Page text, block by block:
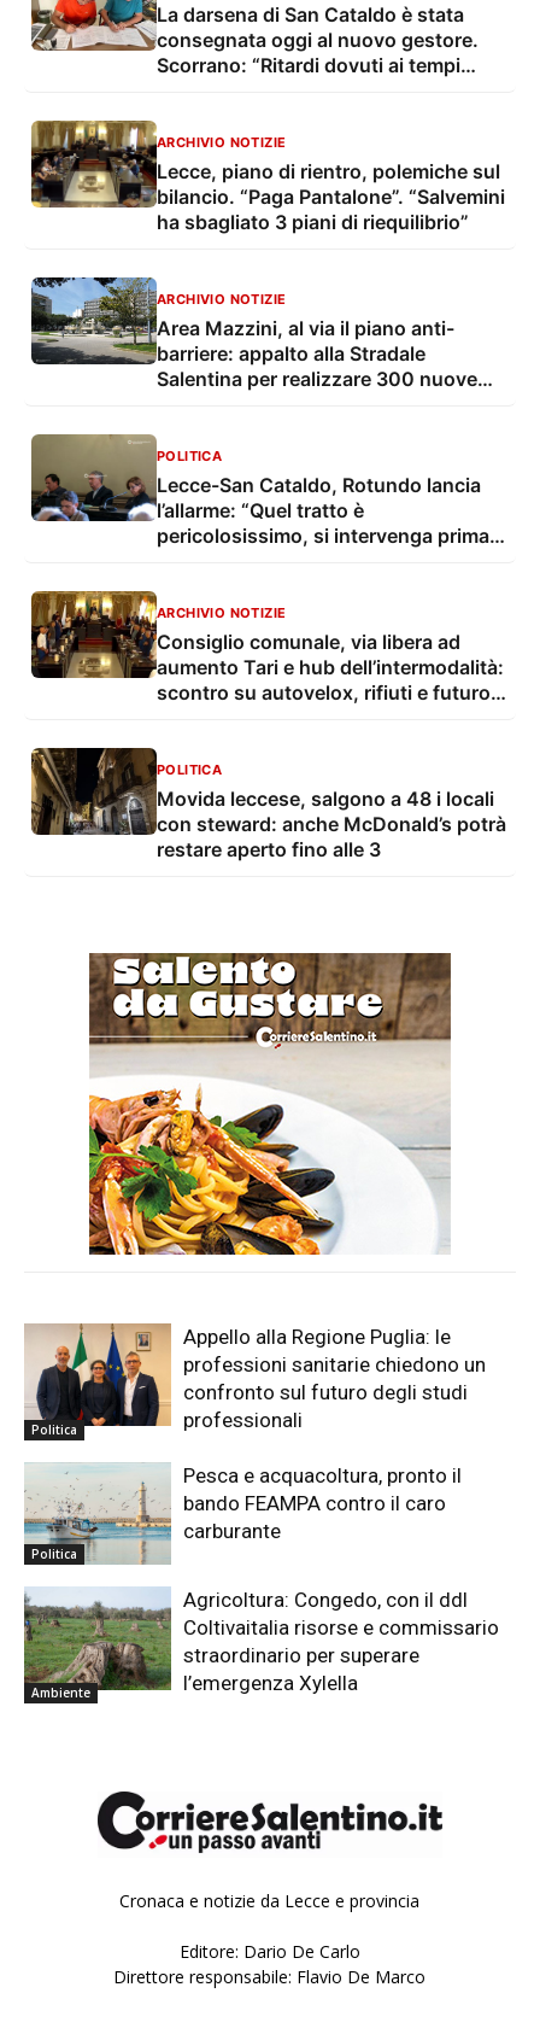
La darsena di San Cataldo è stata
consegnata oggi al nuovo gestore.
Scorrano: “Ritardi dovuti ai tempi
ARCHIVIO NOTIZIE
Lecce, piano di rientro, polemiche sul
bilancio. “Paga Pantalone”. “Salvemini
ha sbagliato 3 piani di riequilibrio”
ARCHIVIO NOTIZIE
Area Mazzini, al via il piano anti-
barriere: appalto alla Stradale
Salentina per realizzare 300 nuove
POLITICA
Lecce-San Cataldo, Rotundo lancia
l’allarme: “Quel tratto è
pericolosissimo, si intervenga prima
ARCHIVIO NOTIZIE
Consiglio comunale, via libera ad
aumento Tari e hub dell’intermodalità:
scontro su autovelox, rifiuti e futuro
POLITICA
Movida leccese, salgono a 48 i locali
con steward: anche McDonald’s potrà
restare aperto fino alle 3
Politica
Appello alla Regione Puglia: le
professioni sanitarie chiedono un
confronto sul futuro degli studi
professionali
Politica
Pesca e acquacoltura, pronto il
bando FEAMPA contro il caro
carburante
Ambiente
Agricoltura: Congedo, con il ddl
Coltivaitalia risorse e commissario
straordinario per superare
l’emergenza Xylella
Cronaca e notizie da Lecce e provincia
Editore: Dario De Carlo
Direttore responsabile: Flavio De Marco